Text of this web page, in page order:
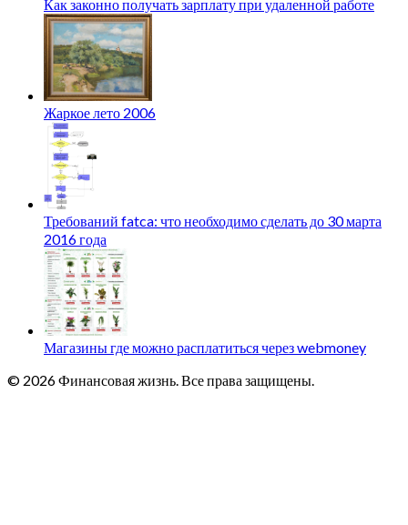
Как законно получать зарплату при удаленной работе
Жаркое лето 2006
Требований fatca: что необходимо сделать до 30 марта
2016 года
Магазины где можно расплатиться через webmoney
© 2026 Финансовая жизнь. Все права защищены.